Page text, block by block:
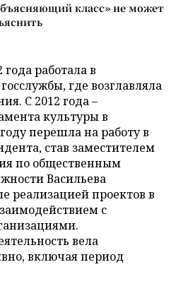
класс» не может
года работала в
где возглавляла
С 2012 года –
культуры в
перешла на работу в
став заместителем
по общественным
Васильева
реализацией проектов в
с
вела
включая период